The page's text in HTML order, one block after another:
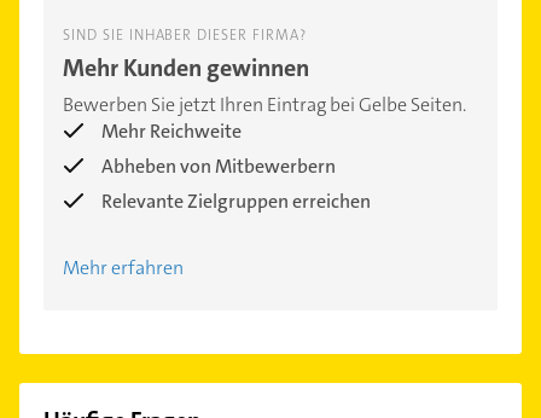
SIND SIE INHABER DIESER FIRMA?
Mehr Kunden gewinnen
Bewerben Sie jetzt Ihren Eintrag bei Gelbe Seiten.
Mehr Reichweite
Abheben von Mitbewerbern
Relevante Zielgruppen erreichen
Mehr erfahren